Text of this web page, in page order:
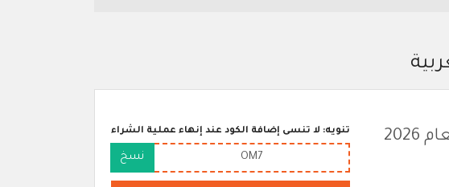
تنويه: لا تنسى إضافة الكود عند إنهاء عملية الشراء
OM7 نسخ